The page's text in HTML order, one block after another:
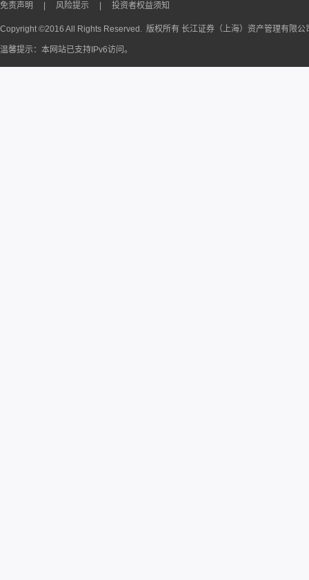
免责声明 风险提示 投资者权益须知
Copyright ©2016 All Rights Reserved. 版权所有 长江证券（上海）资产管理有限
温馨提示：本网站已支持IPv6访问。